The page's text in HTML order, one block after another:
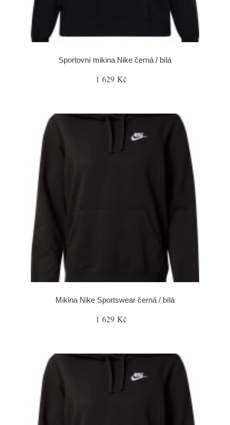
Sportovní mikina Nike černá / bílá
1 629 Kč
Mikina Nike Sportswear černá / bílá
1 629 Kč